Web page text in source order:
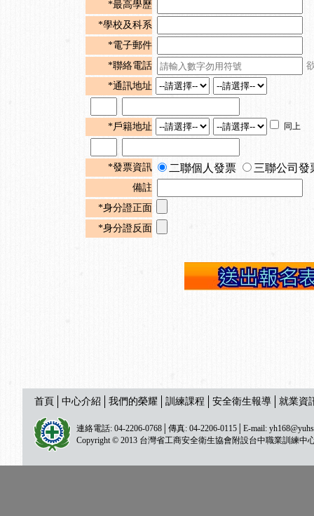
*最高學歷
*學校及科系
*電子郵件
*聯絡電話
*通訊地址
*戶籍地址 同上
*發票資訊 二聯個人發票 三聯公司發
備註
*身分證正面
*身分證反面
首頁 中心介紹 我們的榮耀 訓練課程 安全衛生報導 就業資
連絡電話: 04-2206-0768│傳真: 04-2206-0115│E-mail:
Copyright © 2013 台灣省工商安全衛生協會附設台中職業訓練中